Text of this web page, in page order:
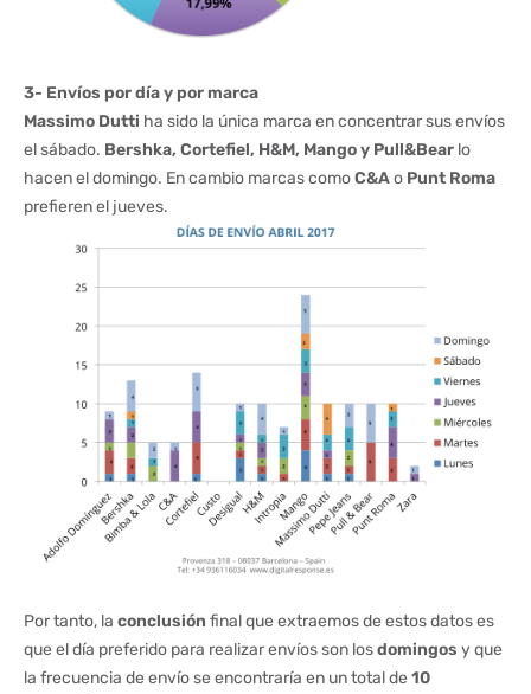
3- Envíos por día y por marca
Massimo Dutti ha sido la única marca en concentrar sus envíos
el sábado. Bershka, Cortefiel, H&M, Mango y Pull&Bear lo
hacen el domingo. En cambio marcas comoC&Ao Punt Roma
prefieren el jueves.
Por tanto, la conclusión final que extraemos de estos datos es
que el día preferido para realizar envíos son losdomingos y que
la frecuencia de envío se encontraría en un total de 10